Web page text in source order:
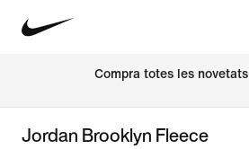
Compra totes les novetats
Jordan Brooklyn Fleece